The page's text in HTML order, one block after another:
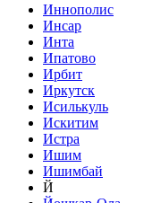
Иннополис
Инсар
Инта
Ипатово
Ирбит
Иркутск
Исилькуль
Искитим
Истра
Ишим
Ишимбай
Й